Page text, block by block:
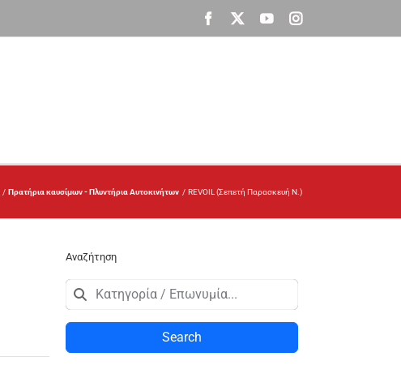
Facebook
X YouTubeInstagram
Πρατήρια καυσίμων - Πλυντήρια Αυτοκινήτων REVOIL (Σεπετή Παρασκευή Ν.)
Αναζήτηση
Search